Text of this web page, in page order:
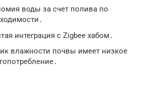
воды за счет полива по
интеграция с Zigbee хабом․
влажности почвы имеет низкое